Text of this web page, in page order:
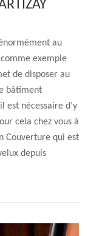
au
exemple
de disposer au
bâtiment
est nécessaire d’y
cela chez vous à
Couverture qui est
depuis